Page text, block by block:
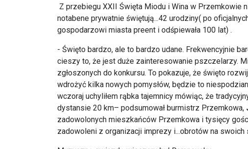
Z przebiegu XXII Święta Miodu i Wina w Przemkowie
notabene prywatnie świętują...42 urodziny( po
gospodarzowi miasta preent i odśpiewała 100 lat) .
- Święto bardzo, ale to bardzo udane. Frekwencyjnie
cieszy to, że jest duże zainteresowanie pszczelarzy.
zgłoszonych do konkursu. To pokazuje, że święto
wdrożyć kilka nowych pomysłów, będzie to
wczoraj uchyliłem rąbka tajemnicy mówiąc, że
dystansie 20 km– podsumował burmistrz Przemkowa,
zadowolonych mieszkańców Przemkowa i tysięcy
zadowoleni z organizacji imprezy i...obrotów na swoich